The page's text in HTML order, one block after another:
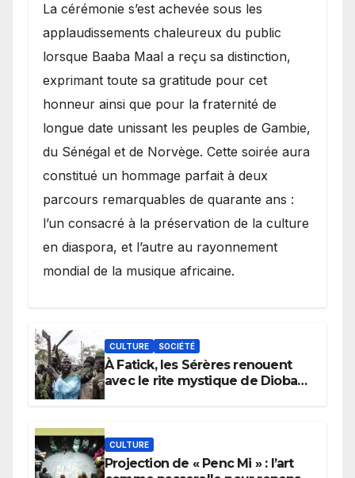
​La cérémonie s’est achevée sous les
applaudissements chaleureux du public
lorsque Baaba Maal a reçu sa distinction,
exprimant toute sa gratitude pour cet
honneur ainsi que pour la fraternité de
longue date unissant les peuples de Gambie,
du Sénégal et de Norvège. Cette soirée aura
constitué un hommage parfait à deux
parcours remarquables de quarante ans :
l’un consacré à la préservation de la culture
en diaspora, et l’autre au rayonnement
mondial de la musique africaine.
CULTURE SOCIÉTÉ
À Fatick, les Sérères renouent
avec le rite mystique de Diobaye
CULTURE
Projection de « Penc Mi » : l’art